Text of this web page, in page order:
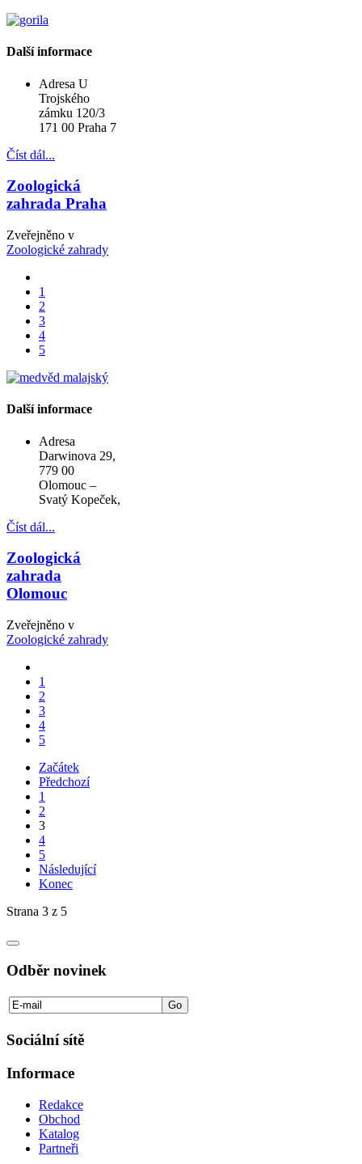
Další informace
Adresa U
Trojského
zámku 120/3
171 00 Praha 7
Číst dál...
Zoologická
zahrada Praha
Zveřejněno v
Zoologické zahrady
1
2
3
4
5
Další informace
Adresa
Darwinova 29,
779 00
Olomouc –
Svatý Kopeček,
Číst dál...
Zoologická
zahrada
Olomouc
Zveřejněno v
Zoologické zahrady
1
2
3
4
5
Začátek
Předchozí
1
2
3
4
5
Následující
Konec
Strana 3 z 5
Odběr novinek
Sociální sítě
Informace
Redakce
Obchod
Katalog
Partneři